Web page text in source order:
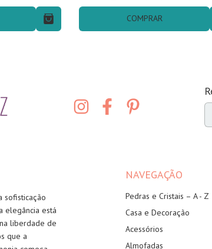
COMPRAR
sofisticação
elegância está
liberdade de
que a
NAVEGAÇÃO
Pedras e Cristais – A - Z
Casa e Decoração
Acessórios
Almofadas